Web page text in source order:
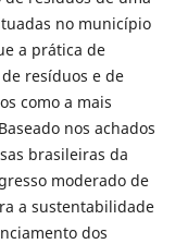
no município
a prática de
resíduos e de
como a mais
nos achados
brasileiras da
moderado de
a sustentabilidade
dos